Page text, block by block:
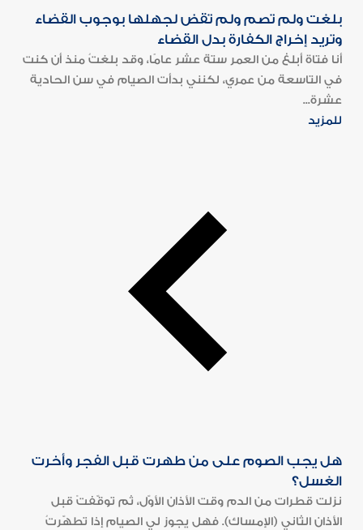
بلغت ولم تصم ولم تقض لجهلها بوجوب القضاء
وتريد إخراج الكفارة بدل القضاء
أنا فتاة أبلغ من العمر ستة عشر عامًا، وقد بلغتُ منذ أن كنت
في التاسعة من عمري، لكنني بدأت الصيام في سن الحادية
عشرة...
للمزيد
هل يجب الصوم على من طهرت قبل الفجر وأخرت
الغسل؟
نزلت قطرات من الدم وقت الأذان الأوّل، ثم توقّفتْ قبل
الأذان الثاني (الإمساك). فهل يجوز لي الصيام إذا تطهّرتُ